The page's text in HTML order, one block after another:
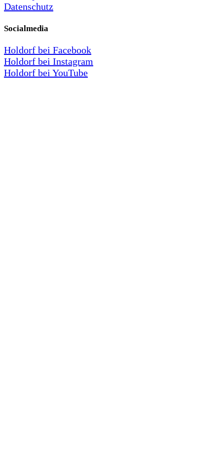
Datenschutz
Socialmedia
Holdorf bei Facebook
Holdorf bei Instagram
Holdorf bei YouTube